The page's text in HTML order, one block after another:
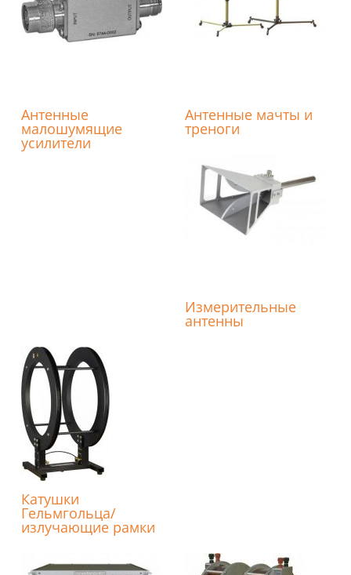
Антенные
малошумящие
усилители
Антенные мачты и
треноги
Измерительные
антенны
Катушки
Гельмгольца/
излучающие рамки